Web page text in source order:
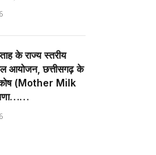
के राज्य स्तरीय
आयोजन, छत्तीसगढ़ के
कोष (Mother Milk